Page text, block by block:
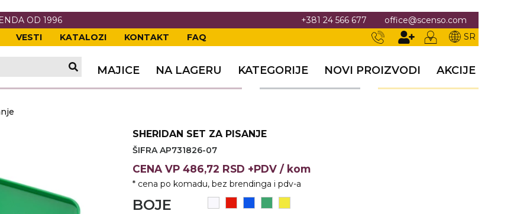
OD 1996 +381 24 566 677
office@scenso.com
VESTI KATALOZI KONTAKT FAQ SR
MAJICE NA LAGERU KATEGORIJE NOVI PROIZVODI AKCIJE
SHERIDAN SET ZA PISANJE
ŠIFRA AP731826-07
CENA VP 486,72 RSD +PDV / kom
* cena po komadu, bez brendinga i pdv-a
BOJE